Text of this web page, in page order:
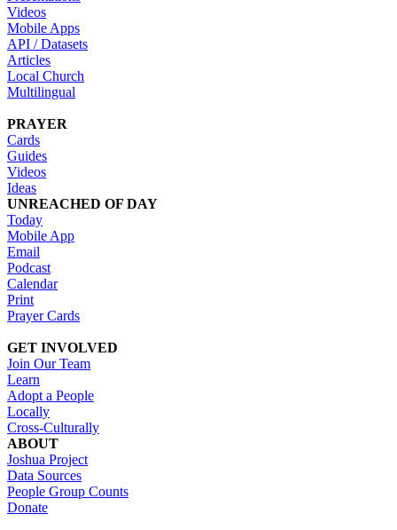
Videos
Mobile Apps
API / Datasets
Articles
Local Church
Multilingual
PRAYER
Cards
Guides
Videos
Ideas
UNREACHED OF DAY
Today
Mobile App
Email
Podcast
Calendar
Print
Prayer Cards
GET INVOLVED
Join Our Team
Learn
Adopt a People
Locally
Cross-Culturally
ABOUT
Joshua Project
Data Sources
People Group Counts
Donate